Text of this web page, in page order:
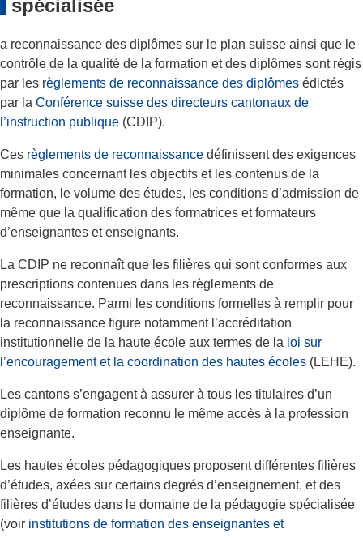
spécialisée
a reconnaissance des diplômes sur le plan suisse ainsi que le
contrôle de la qualité de la formation et des diplômes sont régis
par les règlements de reconnaissance des diplômes édictés
par la Conférence suisse des directeurs cantonaux de
l’instruction publique (CDIP).
Ces règlements de reconnaissance définissent des exigences
minimales concernant les objectifs et les contenus de la
formation, le volume des études, les conditions d’admission de
même que la qualification des formatrices et formateurs
d’enseignantes et enseignants.
La CDIP ne reconnaît que les filières qui sont conformes aux
prescriptions contenues dans les règlements de
reconnaissance. Parmi les conditions formelles à remplir pour
la reconnaissance figure notamment l’accréditation
institutionnelle de la haute école aux termes de la loi sur
l’encouragement et la coordination des hautes écoles (LEHE).
Les cantons s’engagent à assurer à tous les titulaires d’un
diplôme de formation reconnu le même accès à la profession
enseignante.
Les hautes écoles pédagogiques proposent différentes filières
d’études, axées sur certains degrés d’enseignement, et des
filières d’études dans le domaine de la pédagogie spécialisée
(voir institutions de formation des enseignantes et